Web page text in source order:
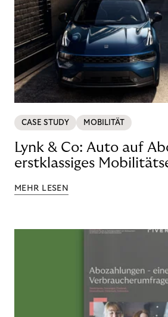
CASE STUDY MOBILITÄT
Lynk & Co: Auto auf
erstklassiges
MEHR LESEN